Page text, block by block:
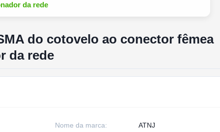
da rede
do cotovelo ao conector fêmea
da rede
Nome da marca: ATNJ